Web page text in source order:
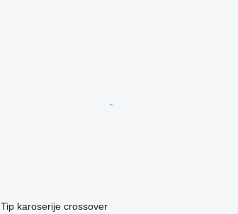
Tip karoserije crossover